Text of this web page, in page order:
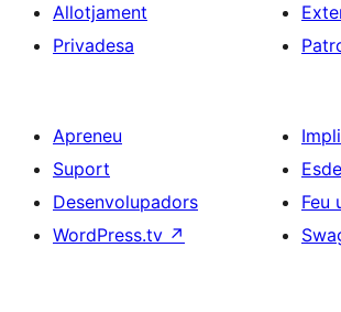
Allotjament
Privadesa
Apreneu
Suport
Desenvolupadors
WordPress.tv ↗
Feu